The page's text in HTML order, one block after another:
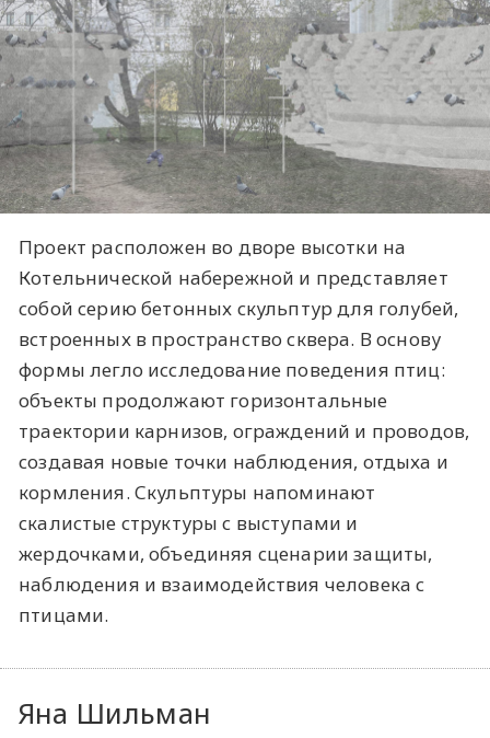
Проект расположен во дворе высотки на
Котельнической набережной и представляет
собой серию бетонных скульптур для голубей,
встроенных в пространство сквера. В основу
формы легло исследование поведения птиц:
объекты продолжают горизонтальные
траектории карнизов, ограждений и проводов,
создавая новые точки наблюдения, отдыха и
кормления. Скульптуры напоминают
скалистые структуры с выступами и
жердочками, объединяя сценарии защиты,
наблюдения и взаимодействия человека с
птицами.
Яна Шильман